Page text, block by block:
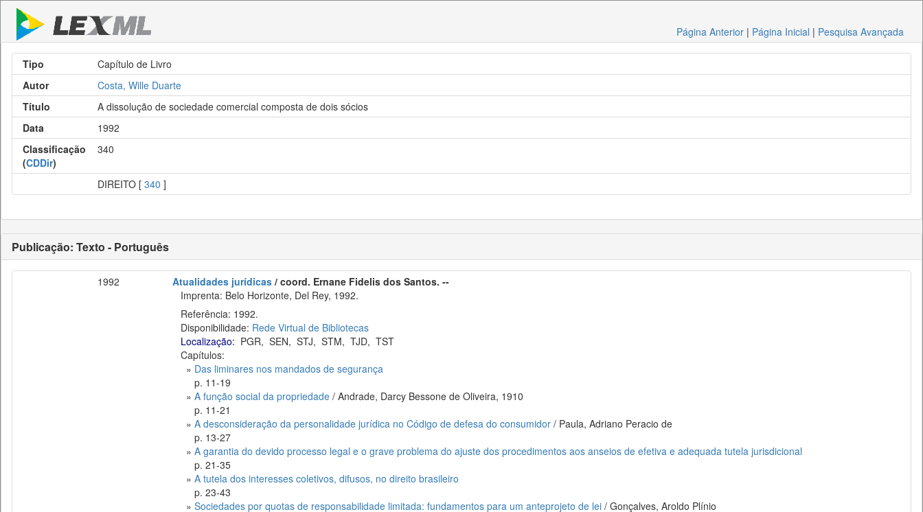
Página Anterior | Página Inicial | Pesquisa Avançada
Tipo
Capítulo de Livro
Autor
Costa, Wille Duarte
Título
A dissolução de sociedade comercial composta de dois sócios
Data
1992
Classificação
(CDDir)
340
DIREITO [ 340 ]
Publicação: Texto - Português
1992 Atualidades jurídicas / coord. Ernane Fidelis dos Santos. --
Imprenta: Belo Horizonte, Del Rey, 1992.
Referência: 1992.
Disponibilidade: Rede Virtual de Bibliotecas
Localização: PGR, SEN, STJ, STM, TJD, TST
Capítulos:
» Das liminares nos mandados de segurança
p. 11-19
» A função social da propriedade / Andrade, Darcy Bessone de Oliveira, 1910
p. 11-21
» A desconsideração da personalidade jurídica no Código de defesa do consumidor / Paula, Adriano Peracio de
p. 13-27
» A garantia do devido processo legal e o grave problema do ajuste dos procedimentos aos anseios de efetiva e adequada tutela jurisdicional
p. 21-35
» A tutela dos interesses coletivos, difusos, no direito brasileiro
p. 23-43
» Sociedades por quotas de responsabilidade limitada: fundamentos para um anteprojeto de lei / Gonçalves, Aroldo Plínio